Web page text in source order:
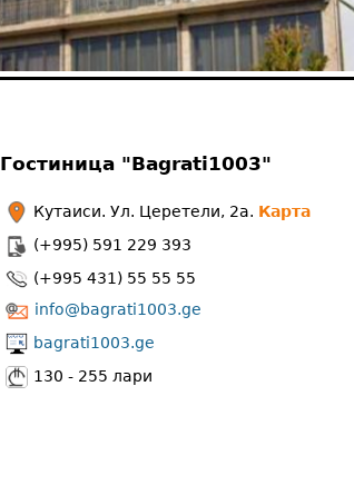
Гостиница "Bagrati1003"
Кутаиси. Ул. Церетели, 2a. Карта
(+995) 591 229 393
(+995 431) 55 55 55
info@bagrati1003.ge
bagrati1003.ge
130 - 255 лари